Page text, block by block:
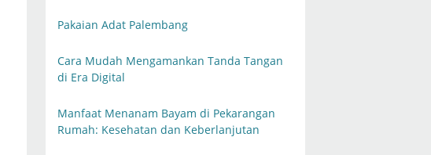
Pakaian Adat Palembang
Cara Mudah Mengamankan Tanda Tangan
di Era Digital
Manfaat Menanam Bayam di Pekarangan
Rumah: Kesehatan dan Keberlanjutan